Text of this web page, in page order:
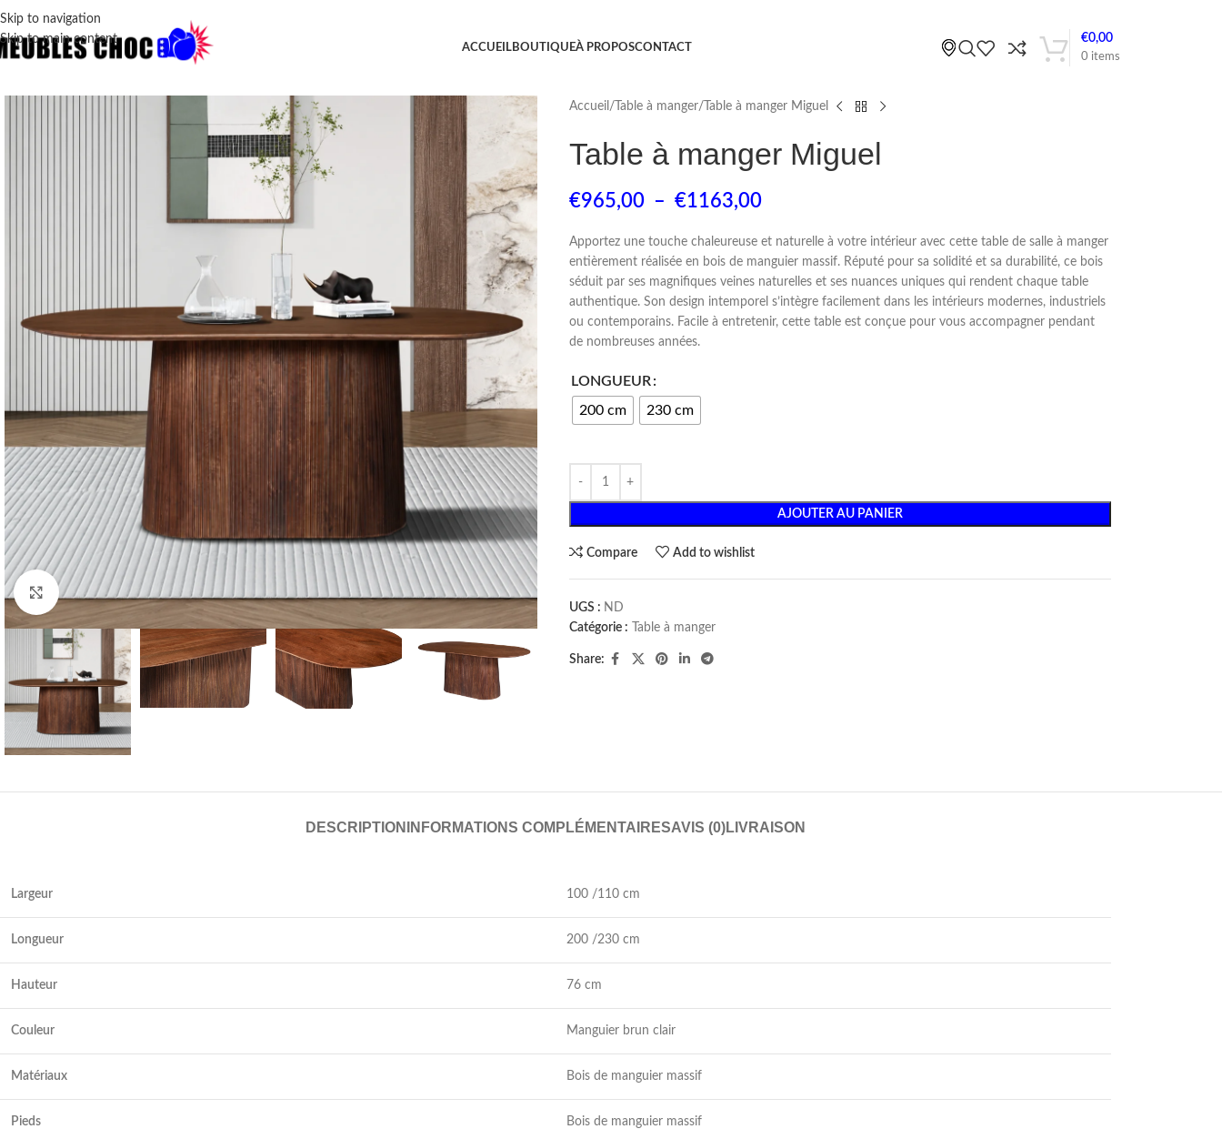
Skip to navigation
Skip to main content
ACCUEILBOUTIQUEÀ PROPOSCONTACT
0 items
€0,00
Click to enlarge
Accueil Table à manger Table à manger Miguel
Table à manger Miguel
€965,00 – €1163,00
Apportez une touche chaleureuse et naturelle à votre intérieur avec cette table de salle à manger
entièrement réalisée en bois de manguier massif. Réputé pour sa solidité et sa durabilité, ce bois
séduit par ses magnifiques veines naturelles et ses nuances uniques qui rendent chaque table
authentique. Son design intemporel s’intègre facilement dans les intérieurs modernes, industriels
ou contemporains. Facile à entretenir, cette table est conçue pour vous accompagner pendant
de nombreuses années.
LONGUEUR
200 cm
230 cm
AJOUTER AU PANIER
Compare Add to wishlist
UGS : ND
Catégorie :
Table à manger
Share:
DESCRIPTION INFORMATIONS COMPLÉMENTAIRESAVIS (0)LIVRAISON
Largeur 100 /110 cm
Longueur 200 /230 cm
Hauteur 76 cm
Couleur Manguier brun clair
Matériaux Bois de manguier massif
Pieds Bois de manguier massif